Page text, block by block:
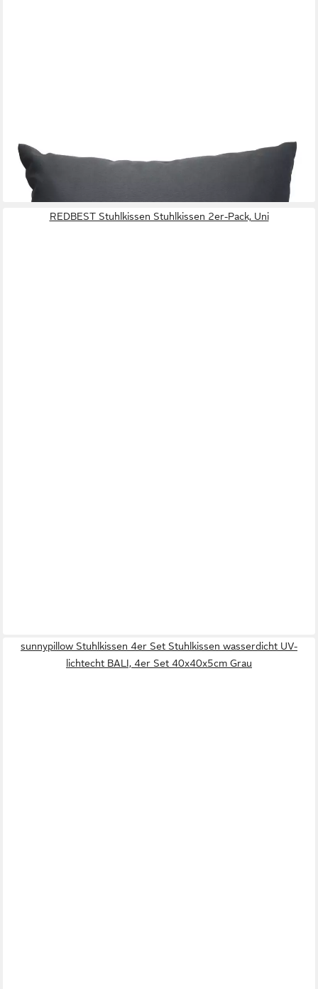
ARTI CASA
Sitzkissen Arti Casa Gartenkissen 45x45 cm Grau
26,29 €
lieferbar - in 3-4 Werktagen bei dir
REDBEST Stuhlkissen Stuhlkissen 2er-Pack, Uni
sunnypillow Stuhlkissen 4er Set Stuhlkissen wasserdicht UV-
lichtecht BALI, 4er Set 40x40x5cm Grau